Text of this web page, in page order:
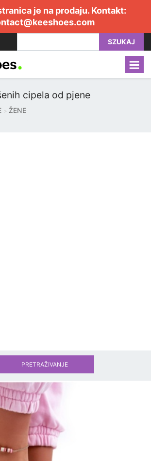
je na prodaju. Kontakt:
SZUKAJ
cipela od pjene
ŽENE
PRETRAŽIVANJE